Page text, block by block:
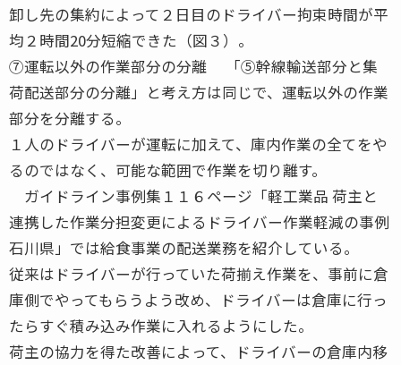
卸し先の集約によって２日目のドライバー拘束時間が平
均２時間20分短縮できた（図３）。
⑦運転以外の作業部分の分離 「⑤幹線輸送部分と集
荷配送部分の分離」と考え方は同じで、運転以外の作業
部分を分離する。
１人のドライバーが運転に加えて、庫内作業の全てをや
るのではなく、可能な範囲で作業を切り離す。
ガイドライン事例集１１６ページ「軽工業品 荷主と
連携した作業分担変更によるドライバー作業軽減の事例
石川県」では給食事業の配送業務を紹介している。
従来はドライバーが行っていた荷揃え作業を、事前に倉
庫側でやってもらうよう改め、ドライバーは倉庫に行っ
たらすぐ積み込み作業に入れるようにした。
荷主の協力を得た改善によって、ドライバーの倉庫内移